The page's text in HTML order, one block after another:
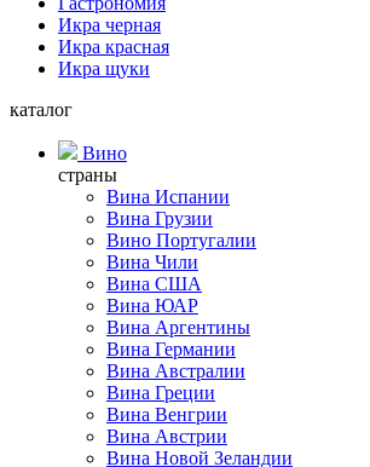
Икра черная
Икра красная
Икра щуки
каталог
Вино
страны
Вина Испании
Вина Грузии
Вино Португалии
Вина Чили
Вина США
Вина ЮАР
Вина Аргентины
Вина Германии
Вина Австралии
Вина Греции
Вина Венгрии
Вина Австрии
Вина Новой Зеландии